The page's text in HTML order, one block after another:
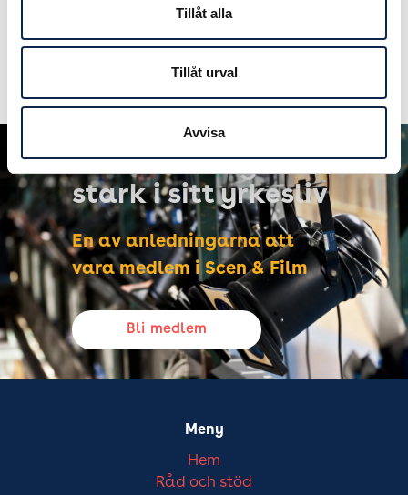
Tillåt alla
Tillåt urval
Avvisa
Att känna sig
stark i sitt yrkesliv
En av anledningarna att
vara medlem i Scen & Film
Bli medlem
Meny
Hem
Råd och stöd